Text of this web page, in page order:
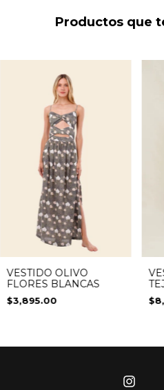
Productos que
VESTIDO OLIVO
FLORES BLANCAS
$3,895.00